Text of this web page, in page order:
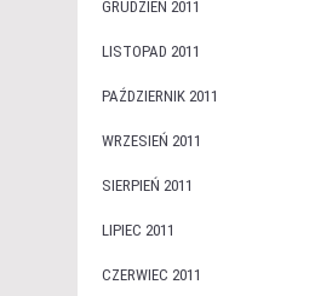
GRUDZIEŃ 2011
LISTOPAD 2011
PAŹDZIERNIK 2011
WRZESIEŃ 2011
SIERPIEŃ 2011
LIPIEC 2011
CZERWIEC 2011